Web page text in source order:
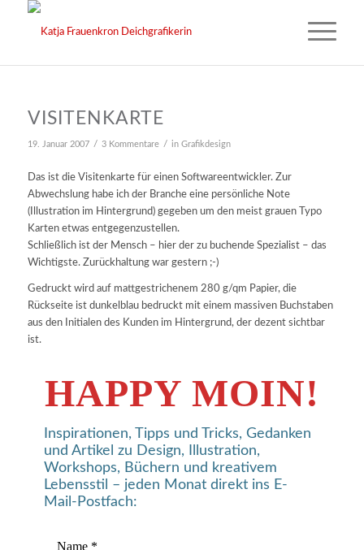
VISITENKARTE
19. Januar 2007 / 3 Kommentare / in Grafikdesign
Das ist die Visitenkarte für einen Softwareentwickler. Zur
Abwechslung habe ich der Branche eine persönliche Note
(Illustration im Hintergrund) gegeben um den meist grauen Typo
Karten etwas entgegenzustellen.
Schließlich ist der Mensch – hier der zu buchende Spezialist – das
Wichtigste. Zurückhaltung war gestern ;-)
Gedruckt wird auf mattgestrichenem 280 g/qm Papier, die
Rückseite ist dunkelblau bedruckt mit einem massiven Buchstaben
aus den Initialen des Kunden im Hintergrund, der dezent sichtbar
ist.
HAPPY MOIN!
Inspirationen, Tipps und Tricks, Gedanken
und Artikel zu Design, Illustration,
Workshops, Büchern und kreativem
Lebensstil – jeden Monat direkt ins E-
Mail-Postfach: